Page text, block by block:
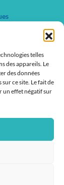
telles
des appareils. Le
des données
ce site. Le fait de
un effet négatif sur